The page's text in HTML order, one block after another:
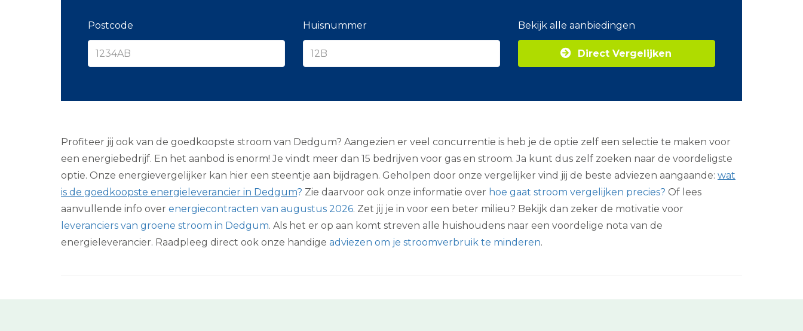
a
e
m
Z
j
n
e
r
g
i
Postcode Huisnummer Bekijk alle aanbiedingen
Direct Vergelijken
Profiteer jij ook van de goedkoopste stroom van Dedgum? Aangezien er veel concurrentie is heb je de optie zelf een selectie te maken voor
een energiebedrijf. En het aanbod is enorm! Je vindt meer dan 15 bedrijven voor gas en stroom. Ja kunt dus zelf zoeken naar de voordeligste
optie. Onze energievergelijker kan hier een steentje aan bijdragen. Geholpen door onze vergelijker vind jij de beste adviezen aangaande: wat
is de goedkoopste energieleverancier in Dedgum? Zie daarvoor ook onze informatie over hoe gaat stroom vergelijken precies? Of lees
aanvullende info over energiecontracten van augustus 2026. Zet jij je in voor een beter milieu? Bekijk dan zeker de motivatie voor
leveranciers van groene stroom in Dedgum. Als het er op aan komt streven alle huishoudens naar een voordelige nota van de
energieleverancier. Raadpleeg direct ook onze handige adviezen om je stroomverbruik te minderen.